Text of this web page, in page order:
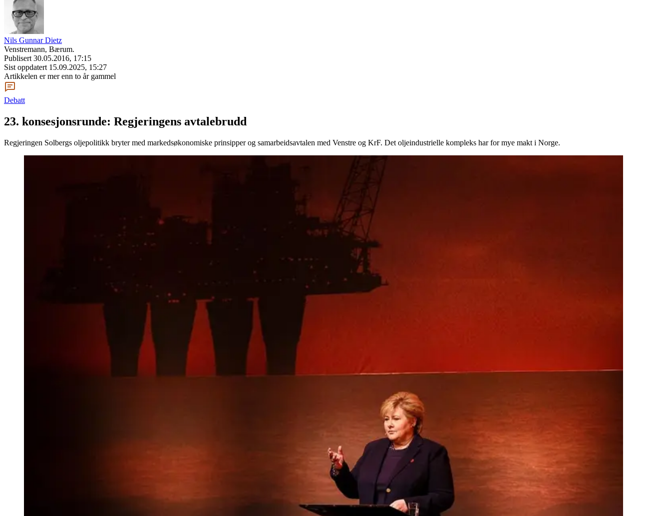
Nils Gunnar Dietz
Venstremann, Bærum.
Publisert 30.05.2016, 17:15
Sist oppdatert 15.09.2025, 15:27
Artikkelen er mer enn to år gammel
Debatt
23. konsesjonsrunde: Regjeringens avtalebrudd
Regjeringen Solbergs oljepolitikk bryter med markedsøkonomiske prinsipper og samarbeidsavtalen med Venstre og KrF. Det oljeindustrielle kompleks har for mye makt i Norge.